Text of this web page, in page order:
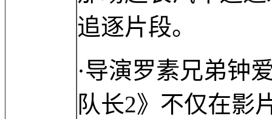
追逐片段。
·导演罗素兄弟钟
队长2》不仅在影